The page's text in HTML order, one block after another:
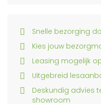
Snelle bezorging
Kies jouw
Leasing mogelijk
Uitgebreid
Deskundig advies
showroom